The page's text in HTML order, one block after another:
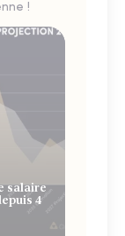
!
salaire
4